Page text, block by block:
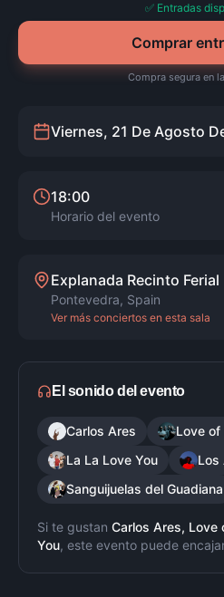
✅ Entradas
Comprar
Compra segura en
Viernes, 21 De Agosto
18:00
Horario del evento
Explanada Recinto Ferial
Pontevedra, Spain
Ver más conciertos en esta sala
El sonido del evento
Carlos Ares
Love of
La La Love You
Los
Sanguijuelas del Guadiana
Si te gustan Carlos Ares, Love
You, este evento puede